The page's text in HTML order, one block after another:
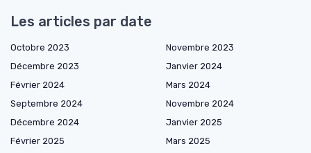
Les articles par date
Octobre 2023
Novembre 2023
Décembre 2023
Janvier 2024
Février 2024
Mars 2024
Septembre 2024
Novembre 2024
Décembre 2024
Janvier 2025
Février 2025
Mars 2025